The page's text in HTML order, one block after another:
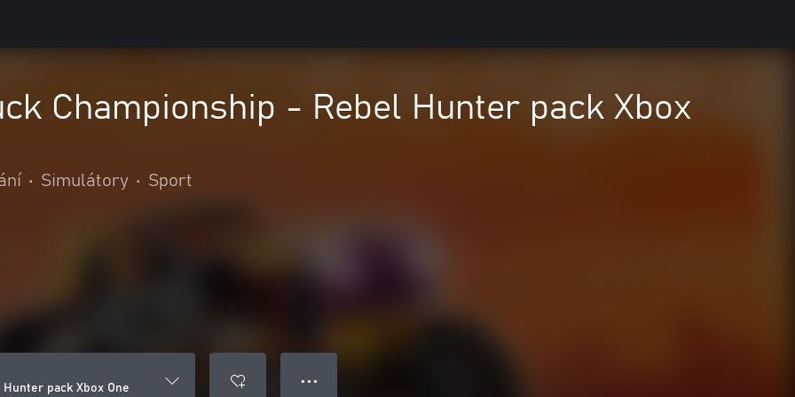
Championship - Rebel Hunter pack Xbox
• Simulátory • Sport
pack Xbox One
● ● ●